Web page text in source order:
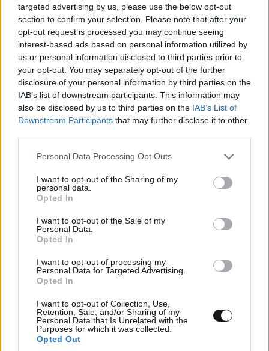
targeted advertising by us, please use the below opt-out
section to confirm your selection. Please note that after your
opt-out request is processed you may continue seeing
interest-based ads based on personal information utilized by
us or personal information disclosed to third parties prior to
your opt-out. You may separately opt-out of the further
disclosure of your personal information by third parties on the
IAB’s list of downstream participants. This information may
also be disclosed by us to third parties on the IAB’s List of
Downstream Participants that may further disclose it to other
Please note that this website/app uses one or more Google
not limited to your visit or usage behaviour. You may click to
grant or deny consent to Google and its third-party tags to
use your data for below specified purposes in below Google
consent section.
Personal Data Processing Opt Outs
I want to opt-out of the Sharing of my
personal data.
Opted In
I want to opt-out of the Sale of my
Personal Data.
Opted In
I want to opt-out of processing my
Personal Data for Targeted Advertising.
Opted In
I want to opt-out of Collection, Use,
Retention, Sale, and/or Sharing of my
Personal Data that Is Unrelated with the
Purposes for which it was collected.
Opted Out
ΚΟΣΜΟΣ09·08·2026 07:44
Η αυτοκρατορία του «Έντικ» και ο «μεγάλος»
που φέρεται να βρίσκεται πίσω του – Τι ορίζει ο
όρος Greek Mafia
09·08·2026 09:30
με δύναμη και αυτονομία – Ένα απλό αλλά
ιδανικό πρόγραμμα καθώς μεγαλώνετε